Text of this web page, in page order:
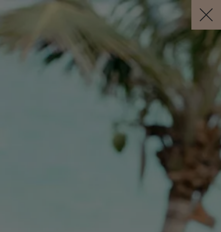
KUNST MIT DANI
Dani ist ein außergewöhnlicher Künstler, der
Farbe und Kreativität in jeden Raum bringt,
JETZT BUCHEN
to enhance your experience and make
your visit easier and more comfortable.